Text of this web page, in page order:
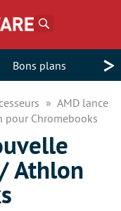
Bons plans >
AMD lance
pour Chromebooks
Athlon